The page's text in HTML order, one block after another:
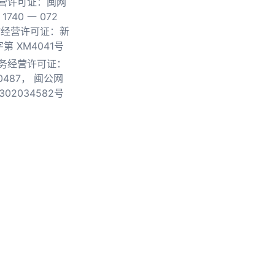
一 072
营许可证：新
第 XM4041号
经营许可证：
，
闽公网
号